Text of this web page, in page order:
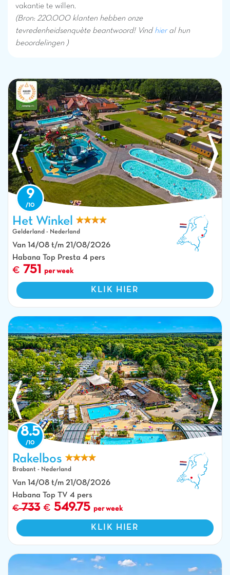
vakantie te willen.
(Bron: 220.000 klanten hebben onze
tevredenheidsenquète beantwoord! Vind hieral hun
beoordelingen )
Waterpark, zwembaden en stacaravans op camping CAPFUN het Winkel in
Winterswijk.
9
Het Winkel
Gelderland - Nederland
Van 14/08 t/m 21/08/2026
Habana Top Presta 4 pers
751 per week
KLIK HIER
Waterpark, zwembaden en glijbanen op camping CAPFUN Rakelbos in
8.5
Rakelbos
Brabant - Nederland
Van 14/08 t/m 21/08/2026
Habana Top TV 4 pers
733 549.75 per week
KLIK HIER